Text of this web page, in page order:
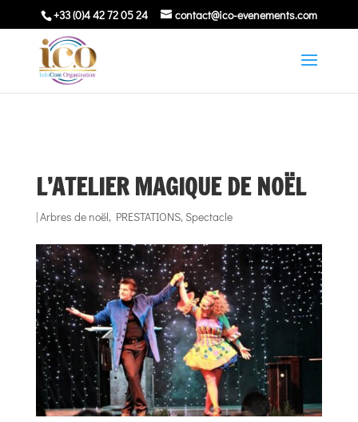
+33 (0)4 42 72 05 24 contact@ico-evenements.com
L’ATELIER MAGIQUE DE NOËL
|Arbres de noël, PRESTATIONS, Spectacle